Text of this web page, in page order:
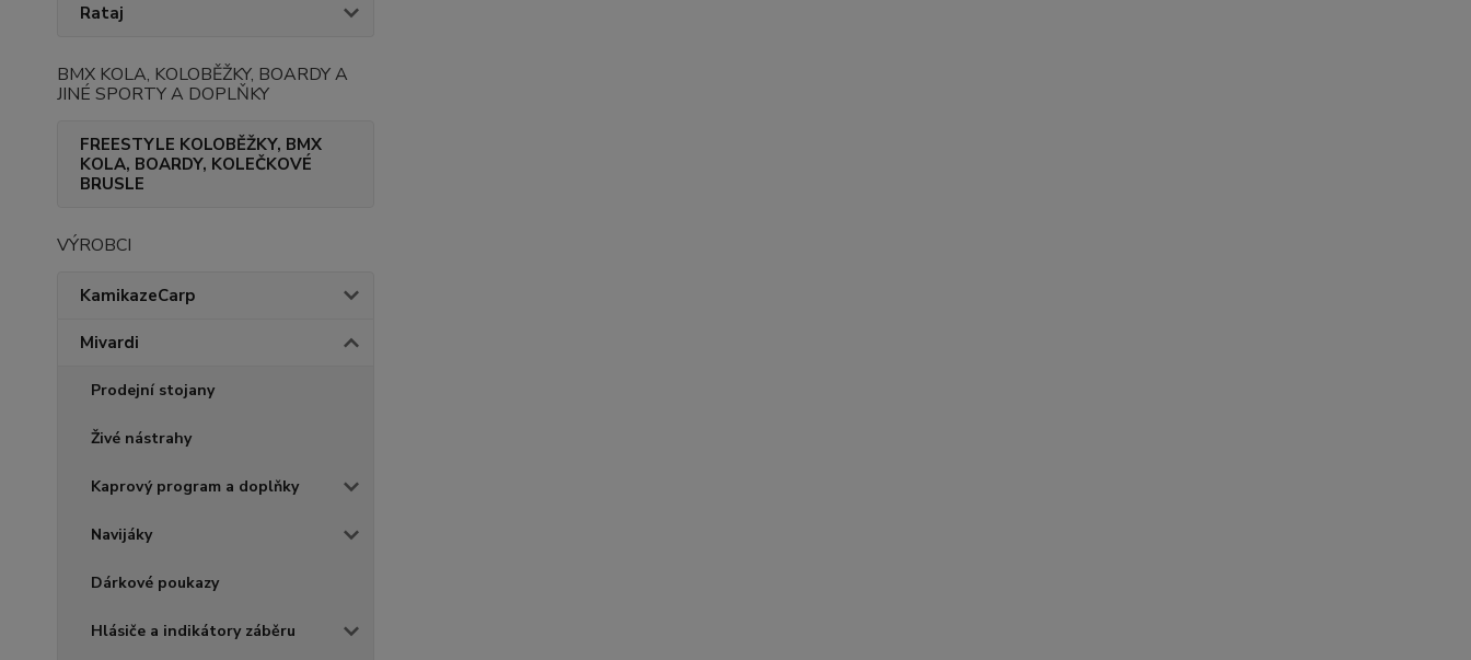
Rataj
BMX KOLA, KOLOBĚŽKY, BOARDY A
JINÉ SPORTY A DOPLŇKY
FREESTYLE KOLOBĚŽKY, BMX
KOLA, BOARDY, KOLEČKOVÉ
BRUSLE
VÝROBCI
KamikazeCarp
Mivardi
Prodejní stojany
Živé nástrahy
Kaprový program a doplňky
Navijáky
Dárkové poukazy
Hlásiče a indikátory záběru